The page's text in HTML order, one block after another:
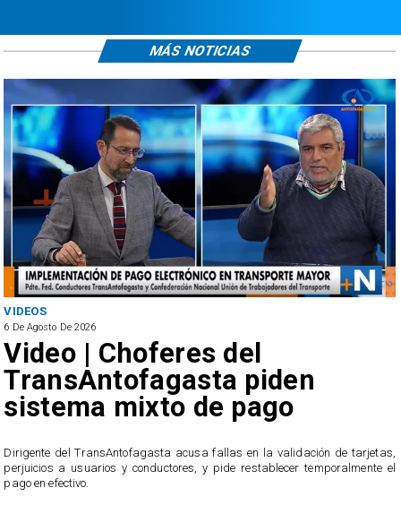
VIDEOS
6 De Agosto De 2026
Video | Choferes del
TransAntofagasta piden
sistema mixto de pago
​Dirigente del TransAntofagasta acusa fallas en la validación de tarjetas,
perjuicios a usuarios y conductores, y pide restablecer temporalmente el
pago en efectivo.
MÁS NOTICIAS